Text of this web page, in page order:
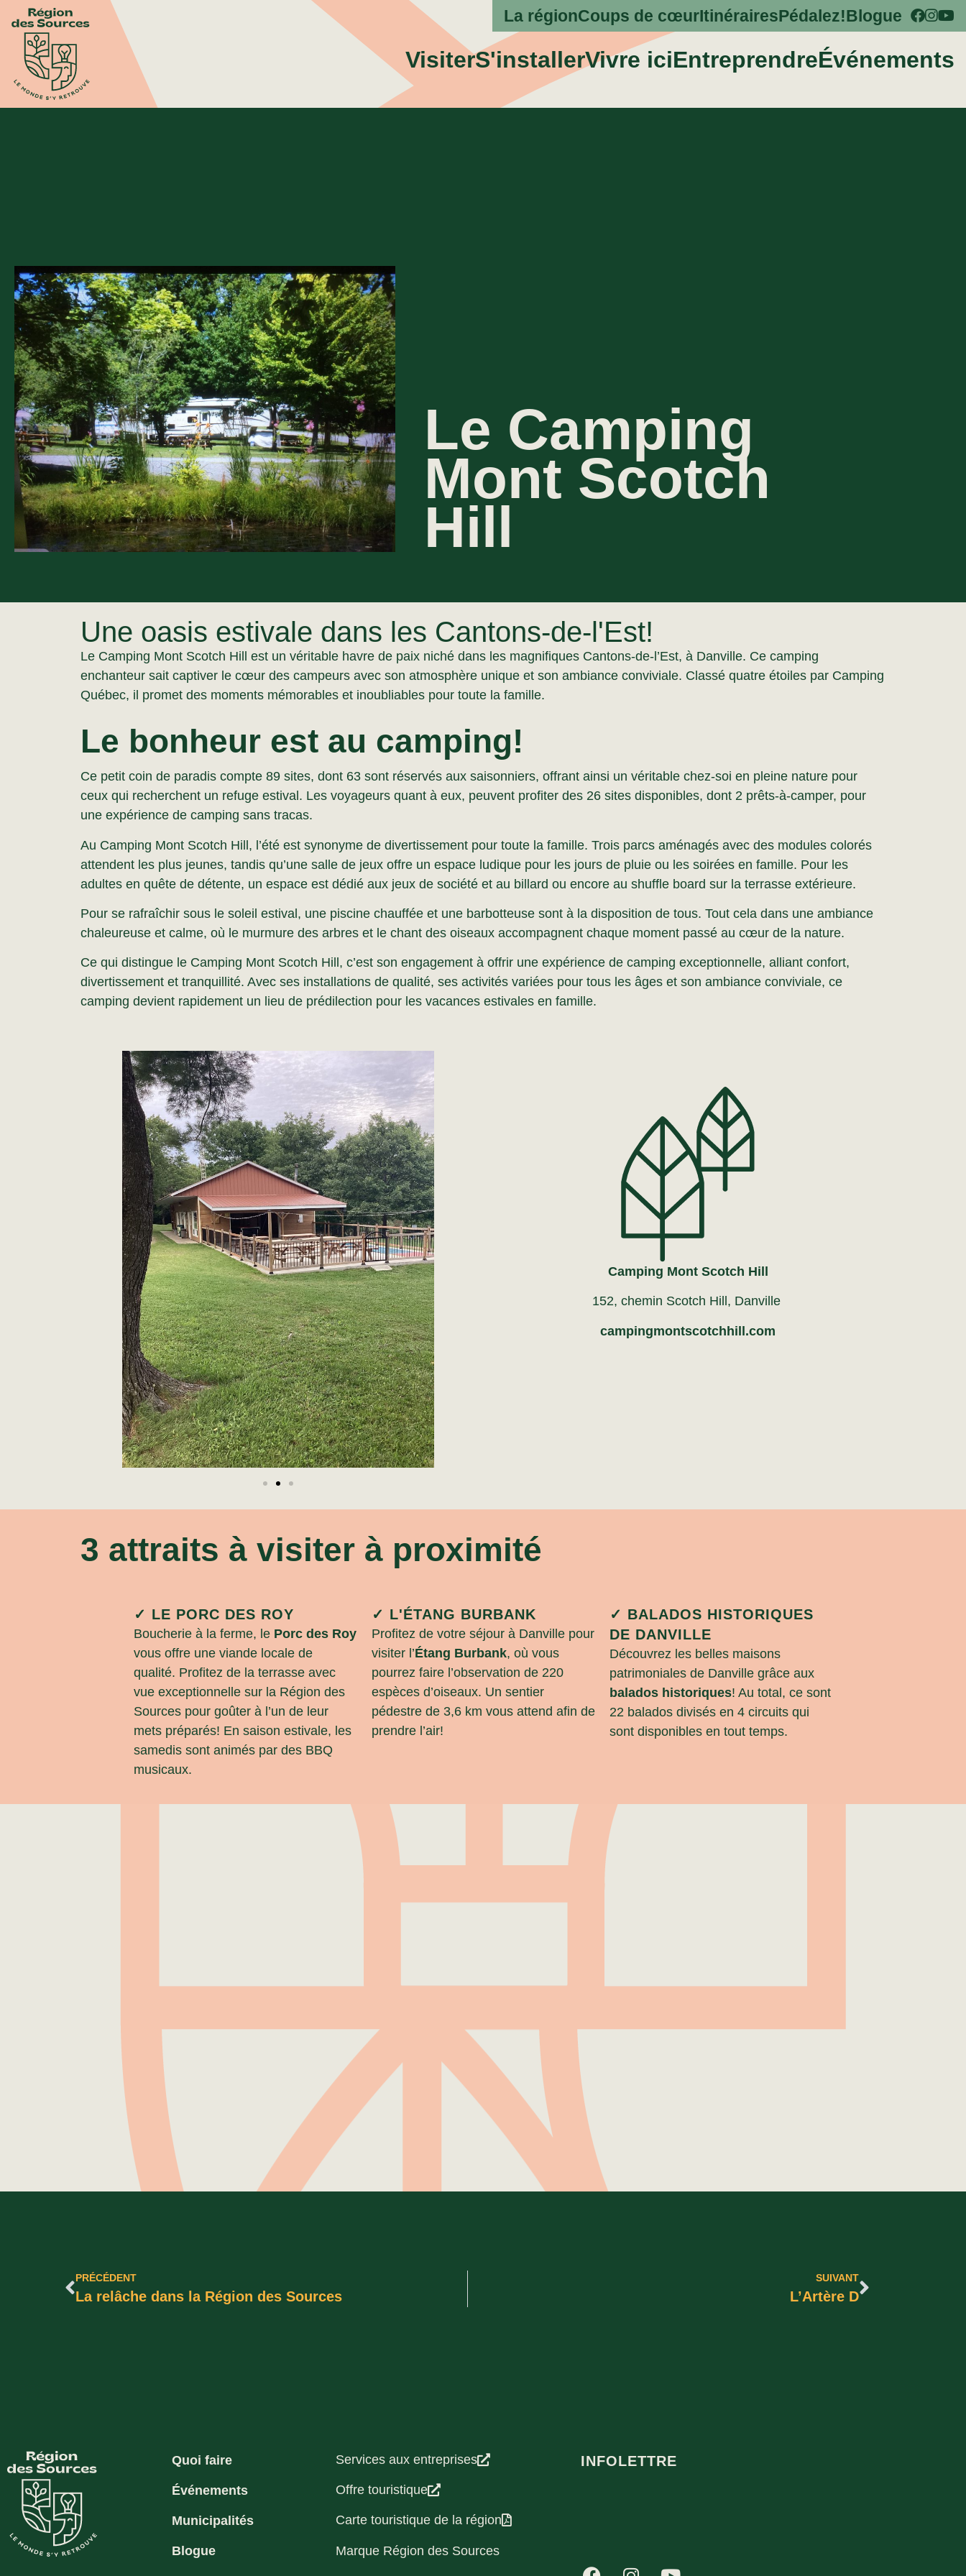
La régionCoups de cœurItinérairesPédalez!Blogue
VisiterS'installerVivre iciEntreprendreÉvénements
Le Camping
Mont Scotch
Hill
Une oasis estivale dans les Cantons-de-l'Est!
Le Camping Mont Scotch Hill est un véritable havre de paix niché dans les magnifiques Cantons-de-l’Est, à Danville. Ce camping
enchanteur sait captiver le cœur des campeurs avec son atmosphère unique et son ambiance conviviale. Classé quatre étoiles par Camping
Québec, il promet des moments mémorables et inoubliables pour toute la famille.
Le bonheur est au camping!
Ce petit coin de paradis compte 89 sites, dont 63 sont réservés aux saisonniers, offrant ainsi un véritable chez-soi en pleine nature pour
ceux qui recherchent un refuge estival. Les voyageurs quant à eux, peuvent profiter des 26 sites disponibles, dont 2 prêts-à-camper, pour
une expérience de camping sans tracas.
Au Camping Mont Scotch Hill, l’été est synonyme de divertissement pour toute la famille. Trois parcs aménagés avec des modules colorés
attendent les plus jeunes, tandis qu’une salle de jeux offre un espace ludique pour les jours de pluie ou les soirées en famille. Pour les
adultes en quête de détente, un espace est dédié aux jeux de société et au billard ou encore au shuffle board sur la terrasse extérieure.
Pour se rafraîchir sous le soleil estival, une piscine chauffée et une barbotteuse sont à la disposition de tous. Tout cela dans une ambiance
chaleureuse et calme, où le murmure des arbres et le chant des oiseaux accompagnent chaque moment passé au cœur de la nature.
Ce qui distingue le Camping Mont Scotch Hill, c’est son engagement à offrir une expérience de camping exceptionnelle, alliant confort,
divertissement et tranquillité. Avec ses installations de qualité, ses activités variées pour tous les âges et son ambiance conviviale, ce
camping devient rapidement un lieu de prédilection pour les vacances estivales en famille.
Camping Mont Scotch Hill
152, chemin Scotch Hill, Danville
campingmontscotchhill.com
3 attraits à visiter à proximité
✓ LE PORC DES ROY
Boucherie à la ferme, le Porc des Roy
vous offre une viande locale de
qualité. Profitez de la terrasse avec
vue exceptionnelle sur la Région des
Sources pour goûter à l’un de leur
mets préparés! En saison estivale, les
samedis sont animés par des BBQ
musicaux.
✓ L'ÉTANG BURBANK
Profitez de votre séjour à Danville pour
visiter l’Étang Burbank, où vous
pourrez faire l’observation de 220
espèces d’oiseaux. Un sentier
pédestre de 3,6 km vous attend afin de
prendre l’air!
✓ BALADOS HISTORIQUES
DE DANVILLE
Découvrez les belles maisons
patrimoniales de Danville grâce aux
balados historiques! Au total, ce sont
22 balados divisés en 4 circuits qui
sont disponibles en tout temps.
PRÉCÉDENT
La relâche dans la Région des Sources
SUIVANT
L’Artère D
Quoi faire
Événements
Municipalités
Blogue
Services aux entreprises
Offre touristique
Carte touristique de la région
Marque Région des Sources
INFOLETTRE